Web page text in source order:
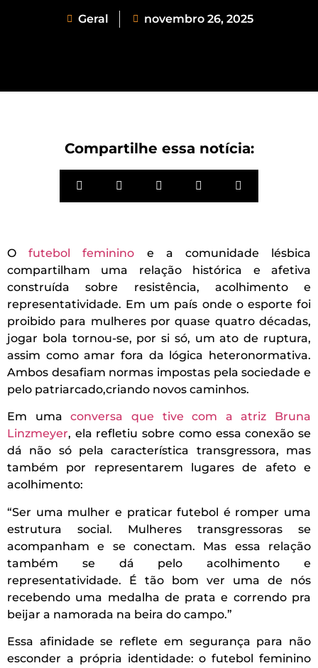
Geral novembro 26, 2025
Compartilhe essa notícia:
Ofutebol feminino e a comunidade lésbica
compartilham uma relação histórica e afetiva
construída sobre resistência, acolhimento e
representatividade. Em um país onde o esporte foi
proibido para mulheres por quase quatro décadas,
jogar bola tornou-se, por si só, um ato de ruptura,
assim como amar fora da lógica heteronormativa.
Ambos desafiam normas impostas pela sociedade e
pelo patriarcado,criando novos caminhos.
Em umaconversa que tive com a atriz Bruna
Linzmeyer, ela refletiu sobre como essa conexão se
dá não só pela característica transgressora, mas
também por representarem lugares de afeto e
acolhimento:
“Ser uma mulher e praticar futebol é romper uma
estrutura social. Mulheres transgressoras se
acompanham e se conectam. Mas essa relação
também se dá pelo acolhimento e
representatividade. É tão bom ver uma de nós
recebendo uma medalha de prata e correndo pra
beijar a namorada na beira do campo.”
Essa afinidade se reflete em segurança para não
esconder a própria identidade: o futebol feminino